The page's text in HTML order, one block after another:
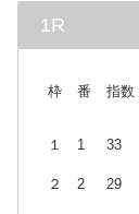
1R
枠 番 指数
１ 1 33
２ 2 29